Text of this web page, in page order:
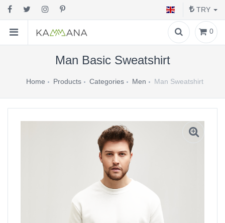
TRY
0
Man Basic Sweatshirt
Home Products Categories Men Man Sweatshirt